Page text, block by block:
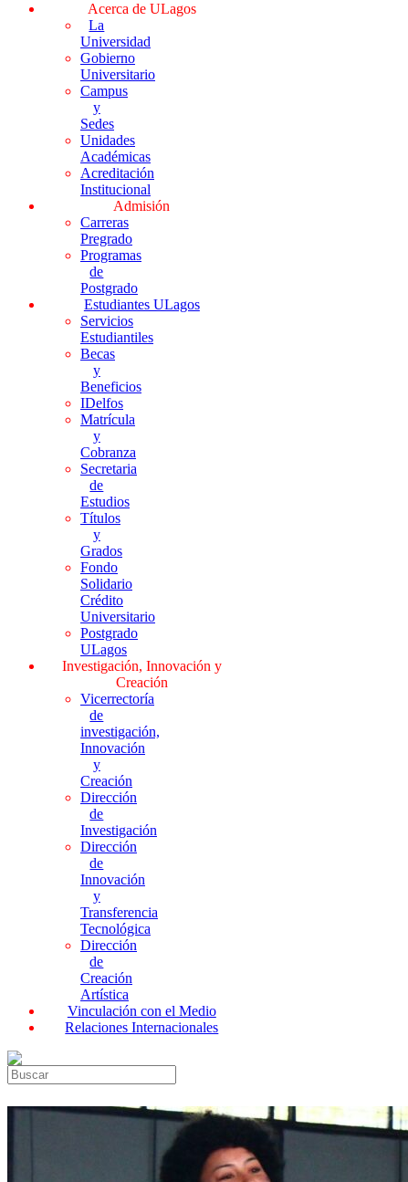
Acerca de ULagos
La
Universidad
Gobierno
Universitario
Campus
y
Sedes
Unidades
Académicas
Acreditación
Institucional
Admisión
Carreras
Pregrado
Programas
de
Postgrado
Estudiantes ULagos
Servicios
Estudiantiles
Becas
y
Beneficios
IDelfos
Matrícula
y
Cobranza
Secretaria
de
Estudios
Títulos
y
Grados
Fondo
Solidario
Crédito
Universitario
Postgrado
ULagos
Investigación, Innovación y
Creación
Vicerrectoría
de
investigación,
Innovación
y
Creación
Dirección
de
Investigación
Dirección
de
Innovación
y
Transferencia
Tecnológica
Dirección
de
Creación
Artística
Vinculación con el Medio
Relaciones Internacionales